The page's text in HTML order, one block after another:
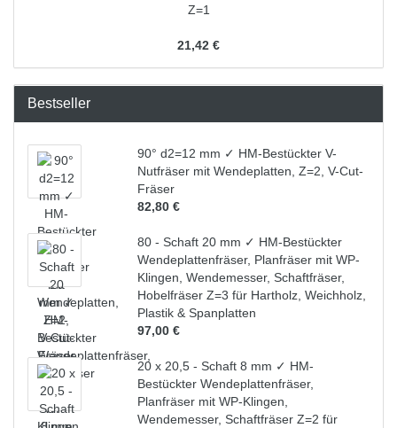
Z=1
21,42 €
Bestseller
90° d2=12 mm ✓ HM-Bestückter V-
Nutfräser mit Wendeplatten, Z=2, V-Cut-
Fräser
82,80 €
80 - Schaft 20 mm ✓ HM-Bestückter
Wendeplattenfräser, Planfräser mit WP-
Klingen, Wendemesser, Schaftfräser,
Hobelfräser Z=3 für Hartholz, Weichholz,
Plastik & Spanplatten
97,00 €
20 x 20,5 - Schaft 8 mm ✓ HM-
Bestückter Wendeplattenfräser,
Planfräser mit WP-Klingen,
Wendemesser, Schaftfräser Z=2 für